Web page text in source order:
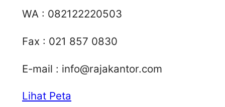
WA : 082122220503
Fax : 021 857 0830
E-mail : info@rajakantor.com
Lihat Peta